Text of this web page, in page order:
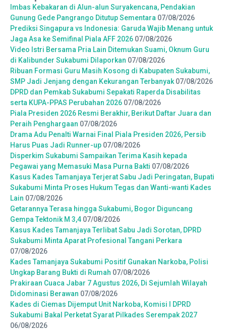
Imbas Kebakaran di Alun-alun Suryakencana, Pendakian
Gunung Gede Pangrango Ditutup Sementara 07/08/2026
Prediksi Singapura vs Indonesia: Garuda Wajib Menang untuk
Jaga Asa ke Semifinal Piala AFF 2026 07/08/2026
Video Istri Bersama Pria Lain Ditemukan Suami, Oknum Guru
di Kalibunder Sukabumi Dilaporkan 07/08/2026
Ribuan Formasi Guru Masih Kosong di Kabupaten Sukabumi,
SMP Jadi Jenjang dengan Kekurangan Terbanyak 07/08/2026
DPRD dan Pemkab Sukabumi Sepakati Raperda Disabilitas
serta KUPA-PPAS Perubahan 2026 07/08/2026
Piala Presiden 2026 Resmi Berakhir, Berikut Daftar Juara dan
Peraih Penghargaan 07/08/2026
Drama Adu Penalti Warnai Final Piala Presiden 2026, Persib
Harus Puas Jadi Runner-up 07/08/2026
Disperkim Sukabumi Sampaikan Terima Kasih kepada
Pegawai yang Memasuki Masa Purna Bakti 07/08/2026
Kasus Kades Tamanjaya Terjerat Sabu Jadi Peringatan, Bupati
Sukabumi Minta Proses Hukum Tegas dan Wanti-wanti Kades
Lain 07/08/2026
Getarannya Terasa hingga Sukabumi, Bogor Diguncang
Gempa Tektonik M 3,4 07/08/2026
Kasus Kades Tamanjaya Terlibat Sabu Jadi Sorotan, DPRD
Sukabumi Minta Aparat Profesional Tangani Perkara
07/08/2026
Kades Tamanjaya Sukabumi Positif Gunakan Narkoba, Polisi
Ungkap Barang Bukti di Rumah 07/08/2026
Prakiraan Cuaca Jabar 7 Agustus 2026, Di Sejumlah Wilayah
Didominasi Berawan 07/08/2026
Kades di Ciemas Dijemput Unit Narkoba, Komisi I DPRD
Sukabumi Bakal Perketat Syarat Pilkades Serempak 2027
06/08/2026